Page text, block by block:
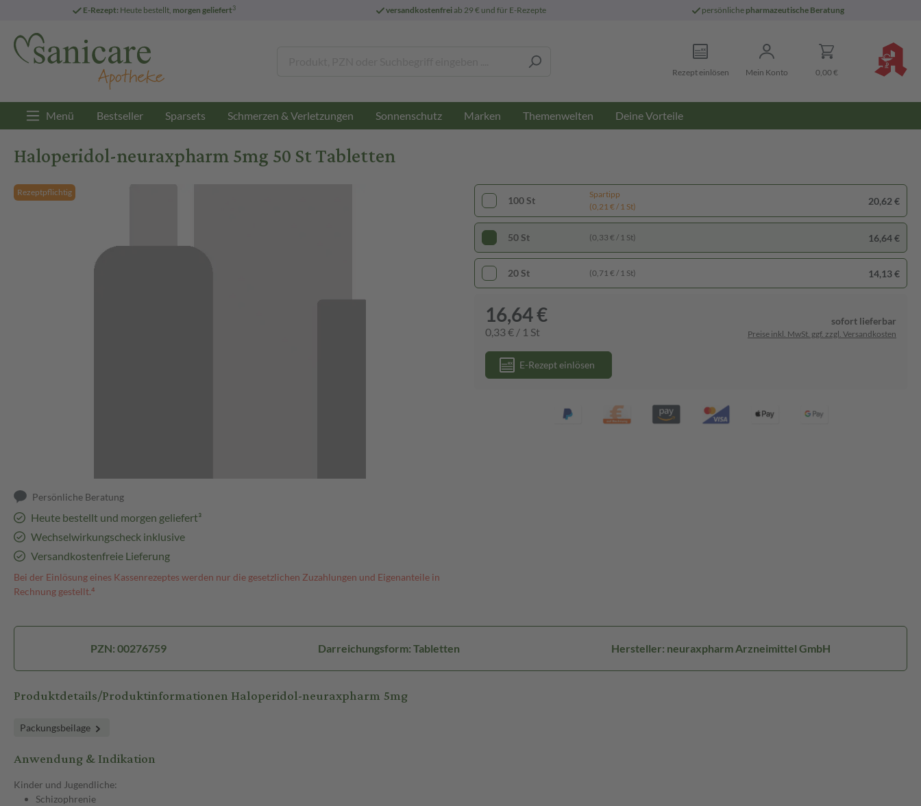
E-Rezept: Heute bestellt, morgen geliefert3 versandkostenfreiab 29 € und für E-Rezepte persönliche pharmazeutische Beratung
Rezept einlösen Mein Konto 0,00 €
Menü Bestseller Sparsets Schmerzen & Verletzungen Sonnenschutz Marken Themenwelten Deine Vorteile
Haloperidol-neuraxpharm 5mg 50 St Tabletten
Rezeptpflichtig
Persönliche Beratung
Heute bestellt und morgen geliefert³
Wechselwirkungscheck inklusive
Versandkostenfreie Lieferung
Bei der Einlösung eines Kassenrezeptes werden nur die gesetzlichen Zuzahlungen und Eigenanteile in
Rechnung gestellt.⁴
100 St
Spartipp
(0,21 € / 1 St)
20,62 €
50 St (0,33 € / 1 St) 16,64 €
20 St (0,71 € / 1 St) 14,13 €
16,64 €
0,33 € / 1 St
sofort lieferbar
Preise inkl. MwSt. ggf. zzgl. Versandkosten
E-Rezept einlösen
PZN: 00276759 Darreichungsform: Tabletten Hersteller: neuraxpharm Arzneimittel GmbH
Produktdetails/Produktinformationen Haloperidol-neuraxpharm 5mg
Packungsbeilage
Anwendung & Indikation
Kinder und Jugendliche:
Schizophrenie